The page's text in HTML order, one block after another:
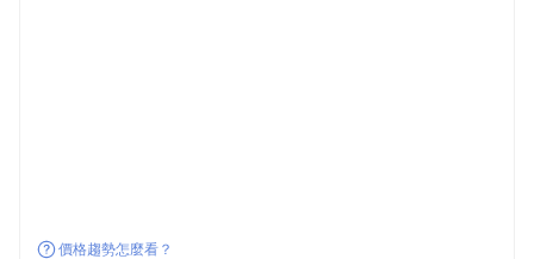
價格趨勢怎麼看？